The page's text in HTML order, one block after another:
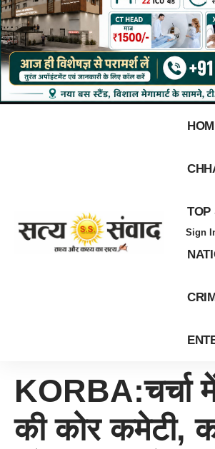
TOP
Sign
KORBA:चर्चा
की कोर कमेटी,